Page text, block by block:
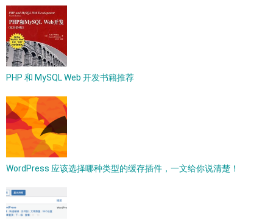
PHP 和 MySQL Web 开发书籍推荐
WordPress 应该选择哪种类型的缓存插件，一文给你说清楚！